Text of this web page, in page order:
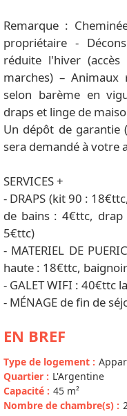
Remarque :
propriétaire -
réduite l'hiver
marches) –
selon barème en
draps et linge de
Un dépôt de garantie
sera demandé à votre
SERVICES +
- DRAPS (kit 90 :
de bains : 4€ttc,
5€ttc)
- MATERIEL DE
haute : 18€ttc,
- GALET WIFI : 40€ttc
- MÉNAGE de fin de
EN BREF
Type de logement :
Quartier : L'Argentine
Capacité : 45 m²
Nombre de chambre(s) :